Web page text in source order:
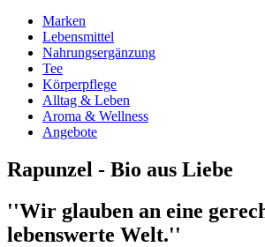
Marken
Lebensmittel
Nahrungsergänzung
Tee
Körperpflege
Alltag & Leben
Aroma & Wellness
Angebote
Rapunzel - Bio aus Liebe
''Wir glauben an eine
lebenswerte Welt.''